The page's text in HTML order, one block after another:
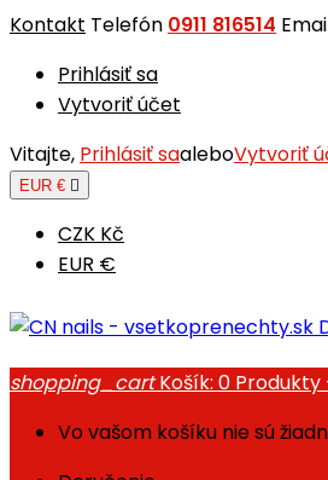
Kontakt Telefón 0911 816514
Prihlásiť sa
Vytvoriť účet
Vitajte, Prihlásiť saaleboVytvoriť
EUR € 
CZK Kč
EUR €
shopping_cart Košík: 0
Vo vašom košíku nie sú